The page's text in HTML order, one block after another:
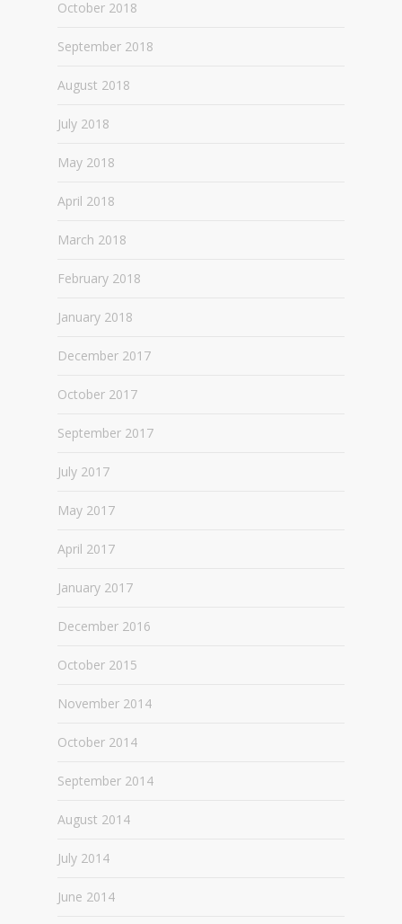
October 2018
September 2018
August 2018
July 2018
May 2018
April 2018
March 2018
February 2018
January 2018
December 2017
October 2017
September 2017
July 2017
May 2017
April 2017
January 2017
December 2016
October 2015
November 2014
October 2014
September 2014
August 2014
July 2014
June 2014